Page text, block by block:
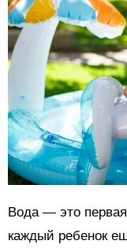
Вода — это первая
каждый ребенок